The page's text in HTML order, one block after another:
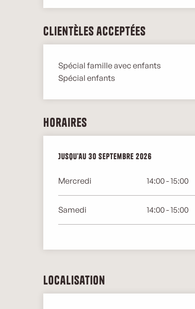
Clientèles acceptées
Spécial famille avec enfants
Spécial enfants
Horaires
Du24 juin 2026au30 septembre 2026
Jusqu'au 30 septembre 2026
Mercredi 14:00 - 15:00
Samedi 14:00 - 15:00
Localisation